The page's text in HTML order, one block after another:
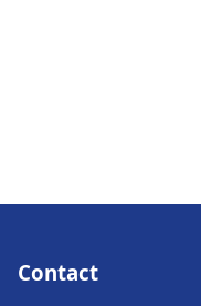
Contact